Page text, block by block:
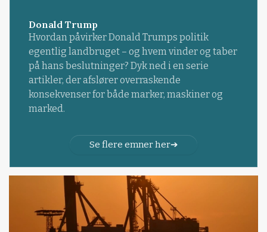
Donald Trump
Hvordan påvirker Donald Trumps politik
egentlig landbruget – og hvem vinder og taber
på hans beslutninger? Dyk ned i en serie
artikler, der afslører overraskende
konsekvenser for både marker, maskiner og
marked.
Se flere emner her